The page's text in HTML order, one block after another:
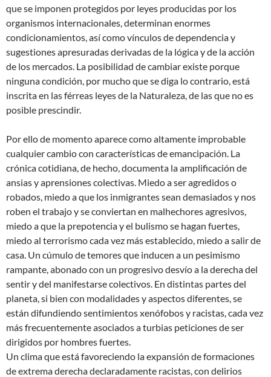
que se imponen protegidos por leyes producidas por los
organismos internacionales, determinan enormes
condicionamientos, así como vínculos de dependencia y
sugestiones apresuradas derivadas de la lógica y de la acción
de los mercados. La posibilidad de cambiar existe porque
ninguna condición, por mucho que se diga lo contrario, está
inscrita en las férreas leyes de la Naturaleza, de las que no es
posible prescindir.
Por ello de momento aparece como altamente improbable
cualquier cambio con características de emancipación. La
crónica cotidiana, de hecho, documenta la amplificación de
ansias y aprensiones colectivas. Miedo a ser agredidos o
robados, miedo a que los inmigrantes sean demasiados y nos
roben el trabajo y se conviertan en malhechores agresivos,
miedo a que la prepotencia y el bulismo se hagan fuertes,
miedo al terrorismo cada vez más establecido, miedo a salir de
casa. Un cúmulo de temores que inducen a un pesimismo
rampante, abonado con un progresivo desvío a la derecha del
sentir y del manifestarse colectivos. En distintas partes del
planeta, si bien con modalidades y aspectos diferentes, se
están difundiendo sentimientos xenófobos y racistas, cada vez
más frecuentemente asociados a turbias peticiones de ser
dirigidos por hombres fuertes.
Un clima que está favoreciendo la expansión de formaciones
de extrema derecha declaradamente racistas, con delirios